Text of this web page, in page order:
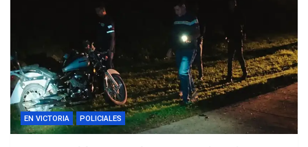
EN VICTORIA POLICIALES